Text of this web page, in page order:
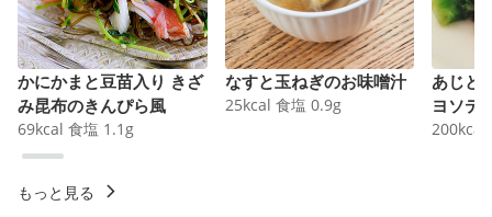
かにかまと豆苗入り きざ
み昆布のきんぴら風
69kcal 食塩 1.1 g
なすと玉ねぎのお味噌汁
25kcal 食塩 0.9g
あじと
ヨソテ
200kcal
もっと見る